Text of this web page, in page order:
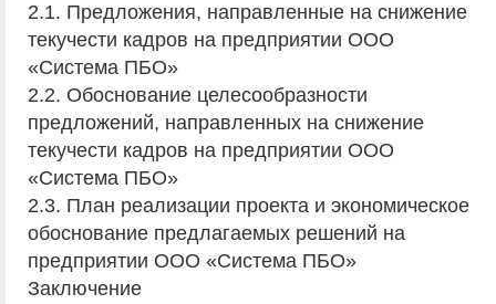
2.1. Предложения, направленные на снижение
текучести кадров на предприятии ООО
«Система ПБО»
2.2. Обоснование целесообразности
предложений, направленных на снижение
текучести кадров на предприятии ООО
«Система ПБО»
2.3. План реализации проекта и экономическое
обоснование предлагаемых решений на
предприятии ООО «Система ПБО»
Заключение